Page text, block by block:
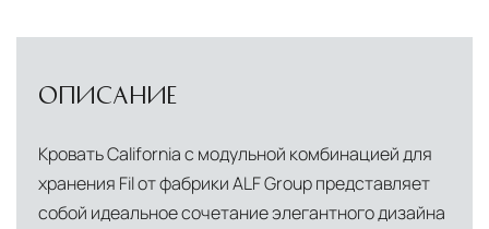
сохранностью продукции.
Глобальная сеть распределительных
центров
логистическими узлами в ключевых
международных хабах:
ОПИСАНИЕ
Кровать California с модульной комбинацией для
хранения Fil от фабрики ALF Group представляет
собой идеальное сочетание элегантного дизайна